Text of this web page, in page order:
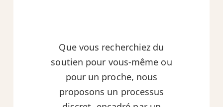
Que vous recherchiez du
soutien pour vous-même ou
pour un proche, nous
proposons un processus